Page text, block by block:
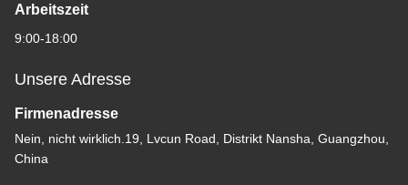
Arbeitszeit
9:00-18:00
Unsere Adresse
Firmenadresse
Nein, nicht wirklich.19, Lvcun Road, Distrikt Nansha, Guangzhou,
China